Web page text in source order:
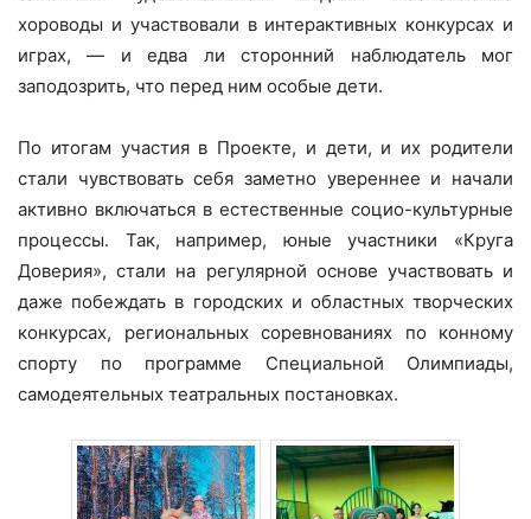
хороводы и участвовали в интерактивных конкурсах и
играх, — и едва ли сторонний наблюдатель мог
заподозрить, что перед ним особые дети.
По итогам участия в Проекте, и дети, и их родители
стали чувствовать себя заметно увереннее и начали
активно включаться в естественные социо-культурные
процессы. Так, например, юные участники «Круга
Доверия», стали на регулярной основе участвовать и
даже побеждать в городских и областных творческих
конкурсах, региональных соревнованиях по конному
спорту по программе Специальной Олимпиады,
самодеятельных театральных постановках.